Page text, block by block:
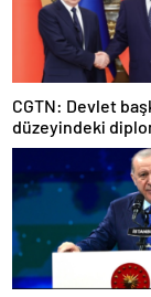
CGTN: Devlet
düzeyindeki
Rusya arasındaki
ortaklığı